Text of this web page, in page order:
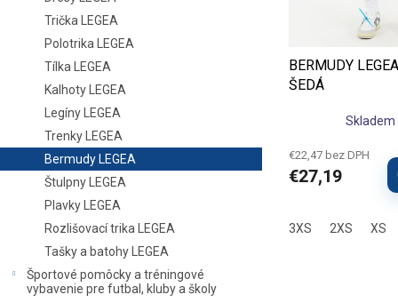
Trička LEGEA
Polotrika LEGEA
Tílka LEGEA
Kalhoty LEGEA
Legíny LEGEA
Trenky LEGEA
Bermudy LEGEA
Štulpny LEGEA
Plavky LEGEA
Rozlišovací trika LEGEA
Tašky a batohy LEGEA
Športové pomôcky a tréningové
vybavenie pre futbal, kluby a školy
BERMUDY
ŠEDÁ
Skladem
€22,47 bez DPH
€27,19
3XS 2XS XS